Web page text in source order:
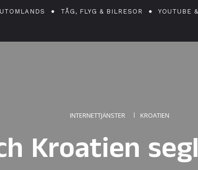
UTOMLANDS TÅG, FLYG & BILRESOR YOUTUBE
INTERNETTJÄNSTER KROATIEN
Kroatien